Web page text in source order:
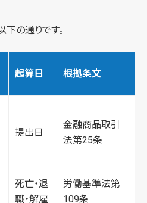
の通りです。
起算日 根拠条文
提出日
金融商品取引
法第25条
死亡・退
職・解雇
労働基準法第
109条